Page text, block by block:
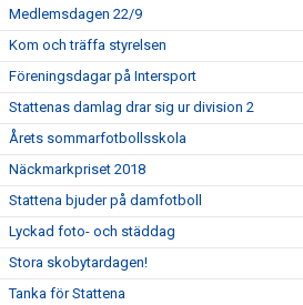
Medlemsdagen 22/9
Kom och träffa styrelsen
Föreningsdagar på Intersport
Stattenas damlag drar sig ur division 2
Årets sommarfotbollsskola
Näckmarkpriset 2018
Stattena bjuder på damfotboll
Lyckad foto- och städdag
Stora skobytardagen!
Tanka för Stattena